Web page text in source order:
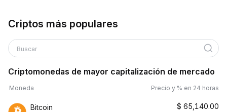
Criptos más populares
Buscar
Criptomonedas de mayor capitalización de mercado
Moneda Precio y % en 24 horas
Bitcoin $ 65,140.00